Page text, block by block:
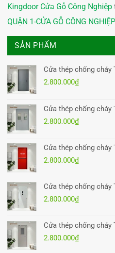
Kingdoor Cửa Gỗ Công Nghiệp
QUẬN 1-CỬA GỖ CÔNG
SẢN PHẨM
Cửa thép chống cháy
2.800.000₫
Cửa thép chống cháy
2.800.000₫
Cửa thép chống cháy
2.800.000₫
Cửa thép chống cháy
2.800.000₫
Cửa thép chống cháy
2.800.000₫